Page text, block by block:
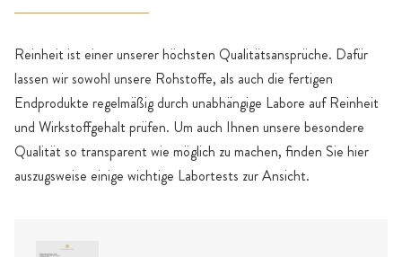
Reinheit ist einer unserer höchsten Qualitätsansprüche. Dafür
lassen wir sowohl unsere Rohstoffe, als auch die fertigen
Endprodukte regelmäßig durch unabhängige Labore auf Reinheit
und Wirkstoffgehalt prüfen. Um auch Ihnen unsere besondere
Qualität so transparent wie möglich zu machen, finden Sie hier
auszugsweise einige wichtige Labortests zur Ansicht.